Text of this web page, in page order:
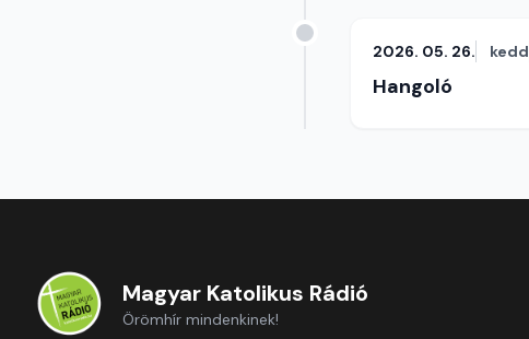
2026. 05. 26. kedd
Hangoló
Magyar Katolikus Rádió
Örömhír mindenkinek!